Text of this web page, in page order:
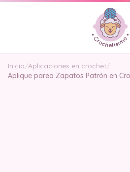
Inicio/Aplicaciones en crochet/
Aplique parea Zapatos Patrón en